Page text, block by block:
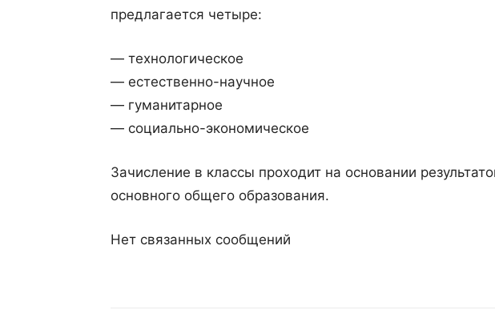
предлагается четыре:
— технологическое
— естественно-научное
— гуманитарное
— социально-экономическое
Зачисление в классы проходит на основании
основного общего образования.
Нет связанных сообщений